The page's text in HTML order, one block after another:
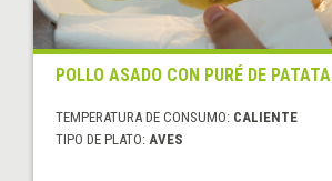
POLLO ASADO CON PURÉ DE PATATA
TEMPERATURA DE CONSUMO: CALIENTE
TIPO DE PLATO: AVES